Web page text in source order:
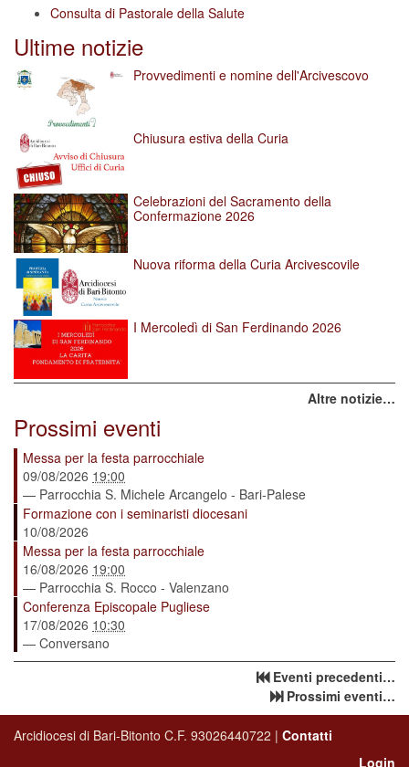
Consulta di Pastorale della Salute
Ultime notizie
Provvedimenti e nomine dell'Arcivescovo
Chiusura estiva della Curia
Celebrazioni del Sacramento della
Confermazione 2026
Nuova riforma della Curia Arcivescovile
I Mercoledì di San Ferdinando 2026
Altre notizie…
Prossimi eventi
Messa per la festa parrocchiale
09/08/2026 19:00
— Parrocchia S. Michele Arcangelo - Bari-Palese
Formazione con i seminaristi diocesani
10/08/2026
Messa per la festa parrocchiale
16/08/2026 19:00
— Parrocchia S. Rocco - Valenzano
Conferenza Episcopale Pugliese
17/08/2026 10:30
— Conversano
Eventi precedenti…
Prossimi eventi…
Arcidiocesi di Bari-Bitonto C.F. 93026440722 | Contatti
Login